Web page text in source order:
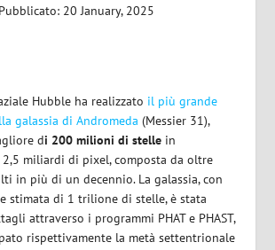
Pubblicato: 20 January, 2025
Hubble ha realizzato il più grande
galassia di Andromeda (Messier 31),
di 200 milioni di stelle in
2,5 miliardi di pixel, composta da oltre
in più di un decennio. La galassia, con
stimata di 1 trilione di stelle, è stata
attraverso i programmi PHAT e PHAST,
rispettivamente la metà settentrionale